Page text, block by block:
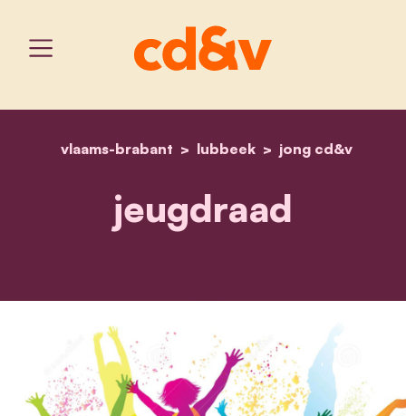
home
vlaams-brabant lubbeek jong cd&v
deel je mening in de
jeugdraad